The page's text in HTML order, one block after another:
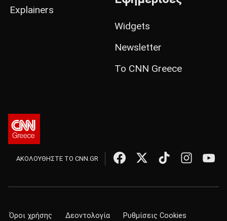
Explainers
Widgets
Newsletter
Το CNN Greece
ΑΚΟΛΟΥΘΗΣΤΕ ΤΟ CNN.GR
Όροι χρήσης Δεοντολογία Ρυθμίσεις Cookies